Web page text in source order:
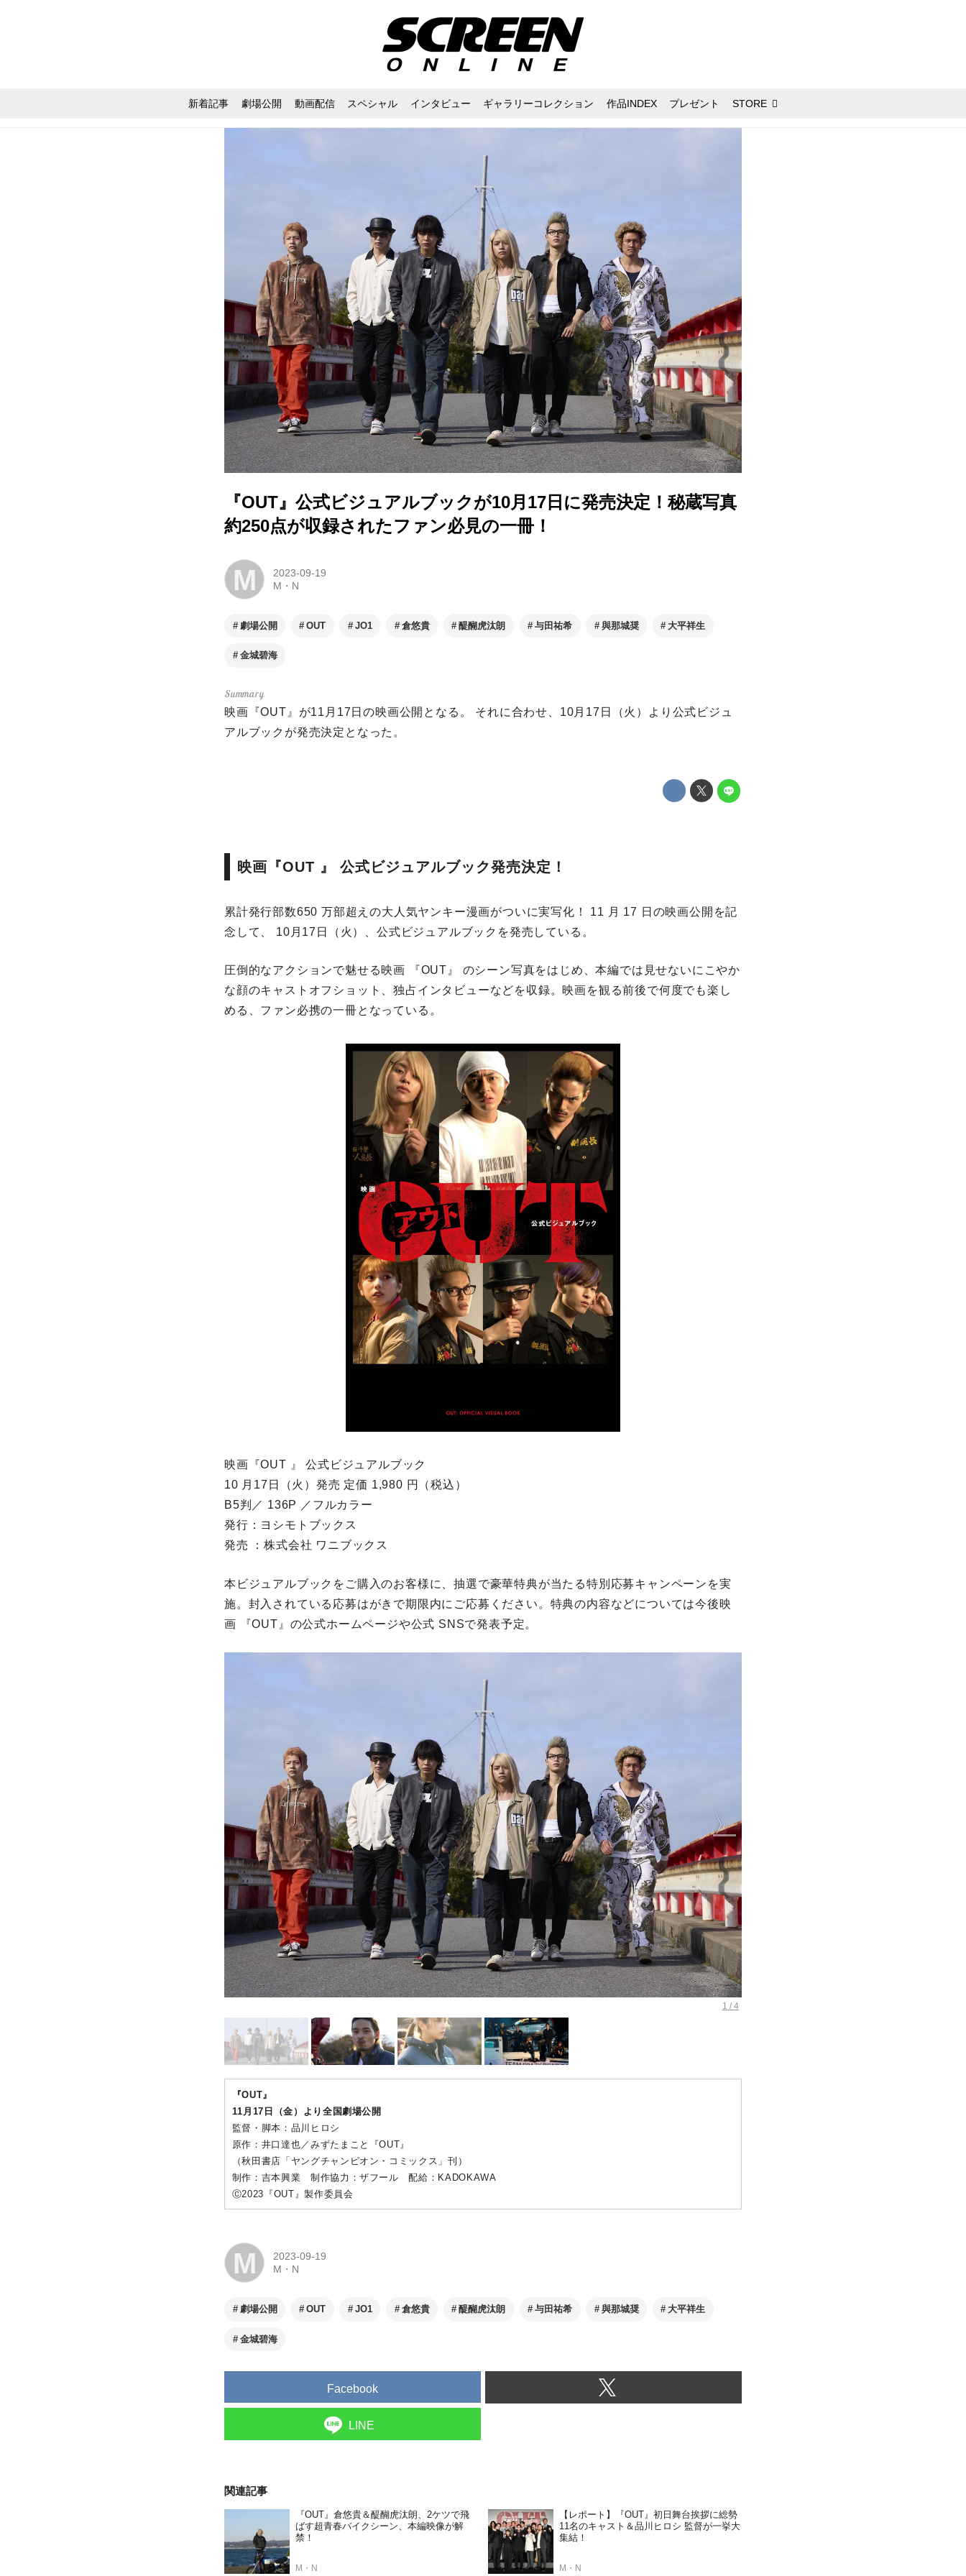
新着記事 劇場公開 動画配信 スペシャル インタビュー ギャラリーコレクション 作品INDEX プレゼント STORE
『OUT』公式ビジュアルブックが10月17日に発売決定！秘蔵写真
約250点が収録されたファン必見の一冊！
M
2023-09-19
M・N
劇場公開 OUT JO1 倉悠貴 醍醐虎汰朗 与田祐希 與那城奨 大平祥生
金城碧海
映画『OUT』が11月17日の映画公開となる。 それに合わせ、10月17日（火）より公式ビジュ
アルブックが発売決定となった。
映画『OUT 』 公式ビジュアルブック発売決定！
累計発行部数650 万部超えの大人気ヤンキー漫画がついに実写化！ 11 月 17 日の映画公開を記
念して、 10月17日（火）、公式ビジュアルブックを発売している。
圧倒的なアクションで魅せる映画 『OUT』 のシーン写真をはじめ、本編では見せないにこやか
な顔のキャストオフショット、独占インタビューなどを収録。映画を観る前後で何度でも楽し
める、ファン必携の一冊となっている。
映画『OUT 』 公式ビジュアルブック
10 月17日（火）発売 定価 1,980 円（税込）
B5判／ 136P ／フルカラー
発行：ヨシモトブックス
発売 ：株式会社 ワニブックス
本ビジュアルブックをご購入のお客様に、抽選で豪華特典が当たる特別応募キャンペーンを実
施。封入されている応募はがきで期限内にご応募ください。特典の内容などについては今後映
画 『OUT』の公式ホームページや公式 SNSで発表予定。
『OUT』
11月17日（金）より全国劇場公開
監督・脚本：品川ヒロシ
原作：井口達也／みずたまこと『OUT』
（秋田書店「ヤングチャンピオン・コミックス」刊）
制作：吉本興業 制作協力：ザフール 配給：KADOKAWA
Ⓒ2023『OUT』製作委員会
M
2023-09-19
M・N
劇場公開 OUT JO1 倉悠貴 醍醐虎汰朗 与田祐希 與那城奨 大平祥生
金城碧海
Facebook
LINE
関連記事
『OUT』倉悠貴＆醍醐虎汰朗、2ケツで飛
ばす超青春バイクシーン、本編映像が解
禁！
M・N
【レポート】『OUT』初日舞台挨拶に総勢
11名のキャスト＆品川ヒロシ 監督が一挙大
集結！
M・N